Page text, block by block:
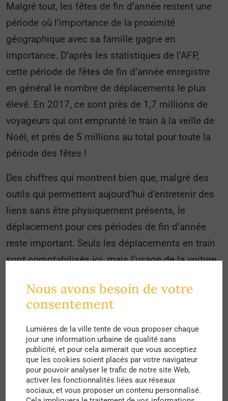
Malgré tout, les fêtes de fin d’année restent une
période où l’importance de la proximité
géographique avec sa famille gagne en
importance. D’après les statistiques de l’AFP,
cette période de fêtes de fin d’année enregistre
en général le nombre de déplacements le plus
élevé. En 2017, ce sont près de 1,7 millions de
voyageurs qui ont emprunté le train à la veille de
Noël, et près de 5 millions au total pour toute la
période des fêtes !
Des chiffres qui montrent bien que, malgré des
outils qui permettent aujourd’hui d’entretenir des
liens sans être physiquement présents, le
déplacement pour ces périodes de fin d’année
reste important. Seuls les déplacements en train
sont comptabilisés ici, mais l’usage de la voiture
Un phénomène qui se retrouve d’ailleurs dans de
nombreux pays : en Chine, pour la période du
Nouvel An chinois, le ministère des Transports
enregistre ces dernières années près de 3
milliards de déplacements individuels, et des
villes immenses comme Shanghai se vident à
l’occasion. Mais alors comment peut-on expliquer
Nous avons besoin de votre
consentement
Lumières de la ville tente de vous proposer chaque
jour une information urbaine de qualité sans
publicité, et pour cela aimerait que vous acceptiez
que les cookies soient placés par votre navigateur
pour pouvoir analyser le trafic de notre site Web,
activer les fonctionnalités liées aux réseaux
sociaux, et vous proposer un contenu personnalisé.